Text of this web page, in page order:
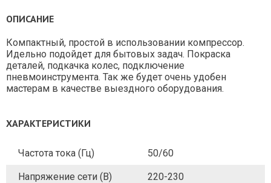
ОПИСАНИЕ
Компактный, простой в использовании компрессор.
Идельно подойдет для бытовых задач. Покраска
деталей, подкачка колес, подключение
пневмоинструмента. Так же будет очень удобен
мастерам в качестве выездного оборудования.
ХАРАКТЕРИСТИКИ
Частота тока (Гц) 50/60
Напряжение сети (В) 220-230